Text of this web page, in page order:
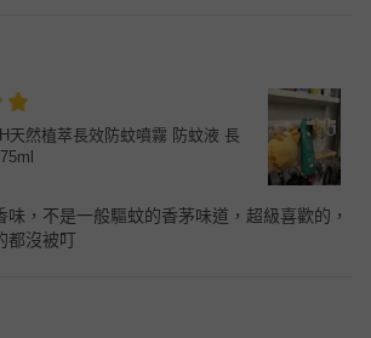
天然植萃長效防蚊噴霧 防蚊液 長
味，不是一般驅蚊的香茅味道，超級喜歡的，
都沒被叮